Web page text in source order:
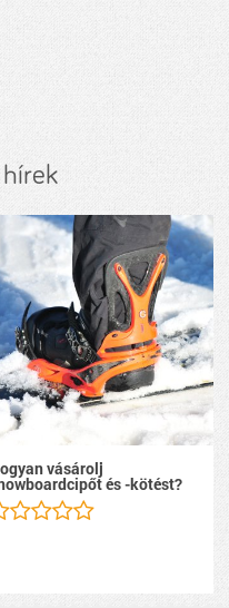
vásárolj
és -kötést?